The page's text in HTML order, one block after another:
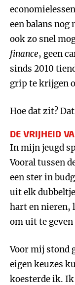
een balans
ook zo snel
finance, geen
sinds 2010
grip te krijgen
Hoe dat zit?
DE VRIJHEID
In mijn jeugd
Vooral tussen
een ster in
uit elk
hart en nieren,
om uit te
Voor mij stond
eigen keuzes
koesterde ik.